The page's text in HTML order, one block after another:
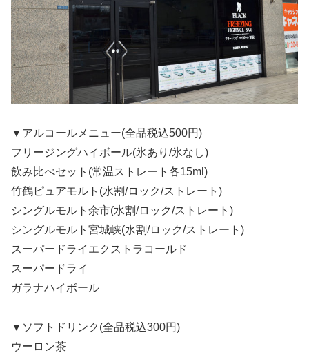
▼アルコールメニュー(全品税込500円)
フリージングハイボール(氷あり/氷なし)
飲み比べセット(常温ストレート各15ml)
竹鶴ピュアモルト(水割/ロック/ストレート)
シングルモルト余市(水割/ロック/ストレート)
シングルモルト宮城峡(水割/ロック/ストレート)
スーパードライエクストラコールド
スーパードライ
ガラナハイボール
▼ソフトドリンク(全品税込300円)
ウーロン茶